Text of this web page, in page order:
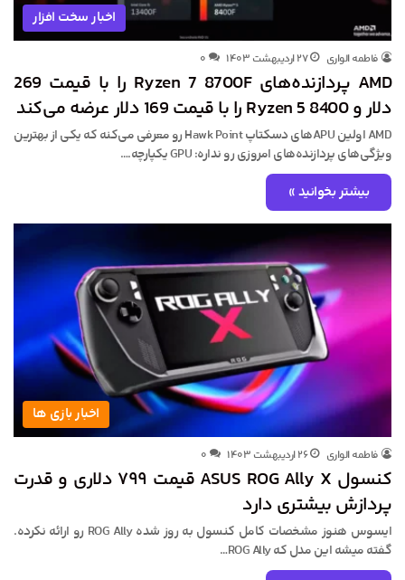
اخبار سخت افزار
فاطمه الواری ۲۷ اردیبهشت ۱۴۰۳ ۰
AMD پردازنده‌های Ryzen 7 8700F را با قیمت 269
دلار و Ryzen 5 8400 را با قیمت 169 دلار عرضه می‌کند
AMD اولین APUهای دسکتاپ Hawk Point رو معرفی می‌کنه که یکی از بهترین
ویژگی‌های پردازنده‌های امروزی رو نداره: GPU یکپارچه.…
بیشتر بخوانید »
اخبار بازی ها
فاطمه الواری ۲۶ اردیبهشت ۱۴۰۳ ۰
کنسول ASUS ROG Ally X قیمت ۷۹۹ دلاری و قدرت
پردازش بیشتری دارد
ایسوس هنوز مشخصات کامل کنسول به روز شده ROG Ally رو ارائه نکرده.
گفته میشه این مدل که ROG Ally…